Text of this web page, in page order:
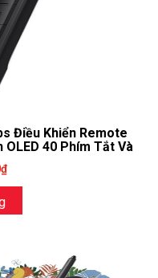
Điều Khiển Remote
40 Phím Tắt Và